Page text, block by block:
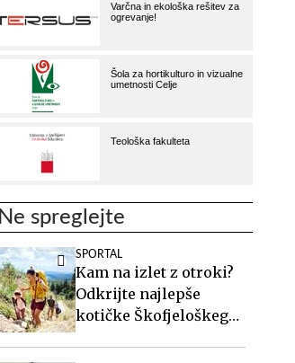
Ne spreglejte
SPORTAL
Kam na izlet z otroki?
Odkrijte najlepše
kotičke Škofjeloškega